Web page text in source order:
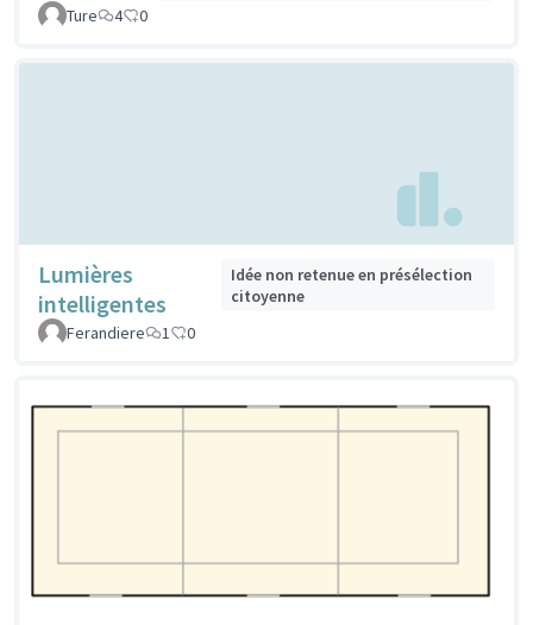
Ture 4 0
Lumières
intelligentes
Idée non retenue en présélection
citoyenne
Ferandiere
1 0